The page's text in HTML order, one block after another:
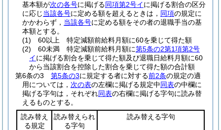
基本額が次の各号に掲げる同項第2号イに掲げる割合の区分
に応じ当該各号に定める額を超えるときは， 同項の規定に
かかわらず， 当該各号に定める額をその者の退職手当の基
本額とする。
(1)
60以上 特定減額前給料月額に60を乗じて得た額
(2)
60未満 特定減額前給料月額に第5条の2第1項第2号
イに掲げる割合を乗じて得た額及び退職日給料月額に60
から当該割合を控除した割合を乗じて得た額の合計額
第6条の3
第5条の3に規定する者に対する前2条の規定の適
用については， 次の表の左欄に掲げる規定中同表の中欄に
掲げる字句は，それぞれ同表の右欄に掲げる字句に読み替
えるものとする。
読み替え
る規定
読み替えられ
る字句
読み替える字句